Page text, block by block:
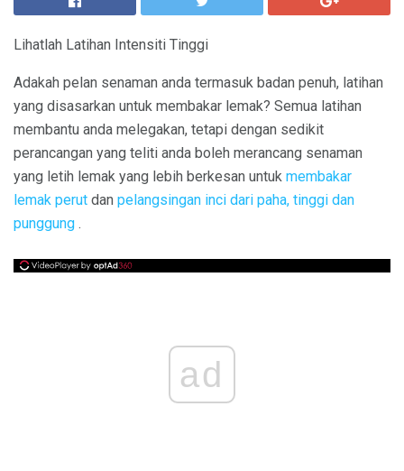
Lihatlah Latihan Intensiti Tinggi
Adakah pelan senaman anda termasuk badan penuh, latihan
yang disasarkan untuk membakar lemak? Semua latihan
membantu anda melegakan, tetapi dengan sedikit
perancangan yang teliti anda boleh merancang senaman
yang letih lemak yang lebih berkesan untuk membakar
lemak perut dan pelangsingan inci dari paha, tinggi dan
punggung .
ad